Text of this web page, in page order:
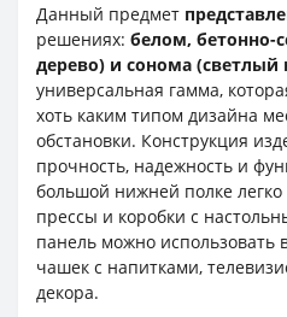
Данный предмет
решениях: белом, бетонно-
дерево) и сонома
универсальная гамма,
хоть каким типом дизайна
обстановки. Конструкция
прочность, надежность и
большой нижней полке легко
прессы и коробки с
панель можно использовать
чашек с напитками,
декора.